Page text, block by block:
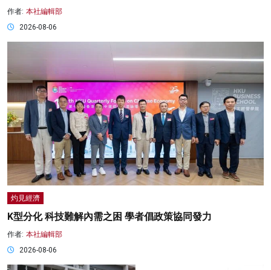
作者: 本社編輯部
2026-08-06
灼見經濟
K型分化 科技難解內需之困 學者倡政策協同發力
作者: 本社編輯部
2026-08-06